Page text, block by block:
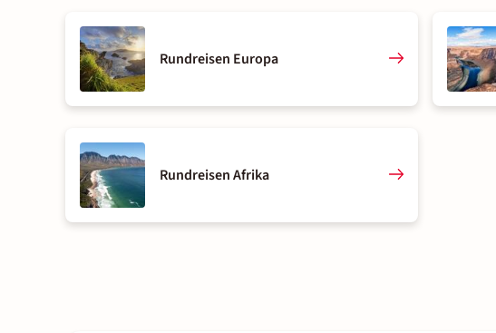
Rundreisen Europa
Rundreisen Afrika